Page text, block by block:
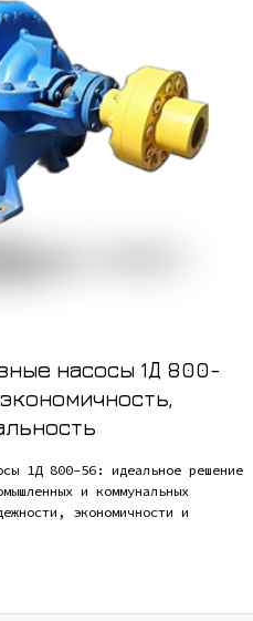
насосы 1Д 800-
1Д 800-56: идеальное решение
и коммунальных
экономичности и